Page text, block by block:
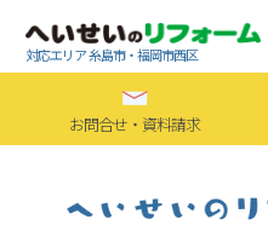
対応エリア 糸島市・福岡市西区
お問合せ・資料請求